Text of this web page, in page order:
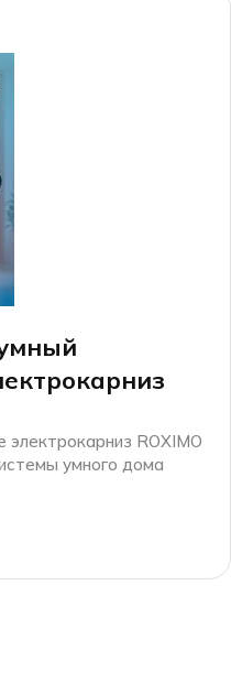
ROXIMO
умного дома
работать без
Roximo –
устройств для умного